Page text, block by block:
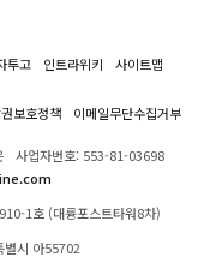
투고 인트라위키 사이트맵
보호정책 이메일무단수집거부
사업자번호: 553-81-03698
1호 (대륭포스트타워8차)
별시 아55702